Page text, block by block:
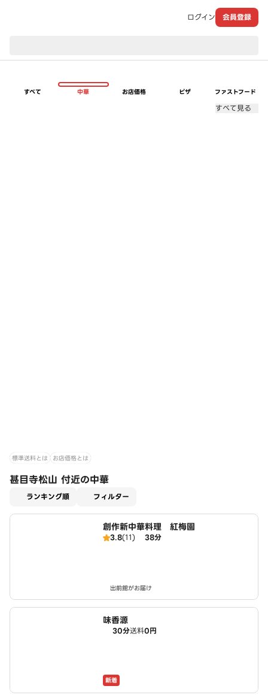
ログイン 会員登録
すべて 中華 お店価格 ピザ ファストフード
すべて見る
標準送料とは お店価格とは
甚目寺松山 付近の中華
ランキング順 フィルター
創作新中華料理 紅梅園
3.8(11) 38分
出前館がお届け
味香源
30分送料0円
新着